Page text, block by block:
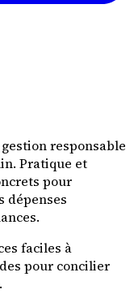
responsable
Pratique et
pour
dépenses
faciles à
pour concilier